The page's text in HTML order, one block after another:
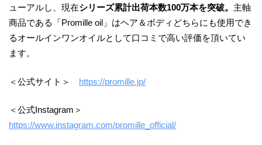
ューアルし、現在シリーズ累計出荷本数100万本を突破。 主軸
商品である「Promille oil」はヘア＆ボディどちらにも使用でき
るオールインワンオイルとして口コミで高い評価を頂いてい
ます。
＜公式サイト＞ https://promille.jp/
＜公式Instagram＞
https://www.instagram.com/promille_official/